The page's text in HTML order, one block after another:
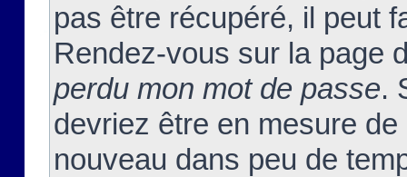
pas être récupéré, il peut
Rendez-vous sur la page
perdu mon mot de passe.
devriez être en mesure
nouveau dans peu de